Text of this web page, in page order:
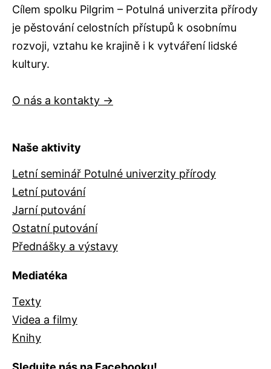
Cílem spolku Pilgrim – Potulná univerzita přírody
je pěstování celostních přístupů k osobnímu
rozvoji, vztahu ke krajině i k vytváření lidské
kultury.
O nás a kontakty →
Naše aktivity
Letní seminář Potulné univerzity přírody
Letní putování
Jarní putování
Ostatní putování
Přednášky a výstavy
Mediatéka
Texty
Videa a filmy
Knihy